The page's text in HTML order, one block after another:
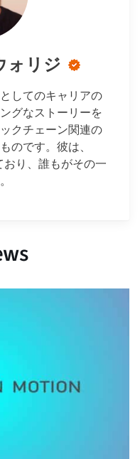
ォリジ
してのキャリアの
グなストーリーを
クチェーン関連の
のです。彼は、
り、誰もがその一